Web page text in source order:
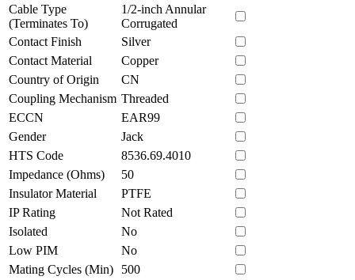
Cable Type
(Terminates To)
1/2-inch Annular
Corrugated
Contact Finish
Silver
Contact Material
Copper
Country of Origin
CN
Coupling Mechanism Threaded
ECCN
EAR99
Gender
Jack
HTS Code
8536.69.4010
Impedance (Ohms)
50
Insulator Material
PTFE
IP Rating
Not Rated
Isolated
No
Low PIM
No
Mating Cycles (Min)
500